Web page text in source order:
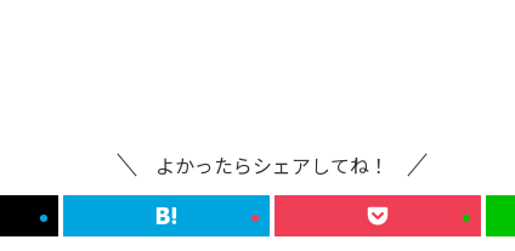
よかったらシェアしてね！